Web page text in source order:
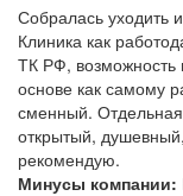
Собралась уходить
Клиника как
ТК РФ, возможность
основе как самому
сменный. Отдельная
открытый,
рекомендую.
Минусы компании: